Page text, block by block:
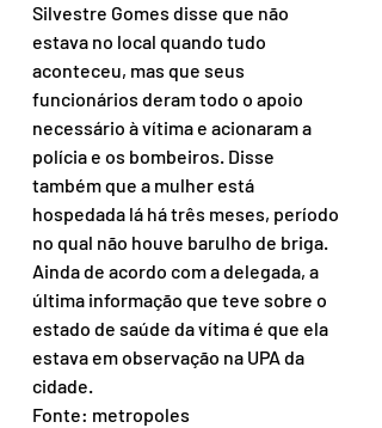
Silvestre Gomes disse que não
estava no local quando tudo
aconteceu, mas que seus
funcionários deram todo o apoio
necessário à vítima e acionaram a
polícia e os bombeiros. Disse
também que a mulher está
hospedada lá há três meses, período
no qual não houve barulho de briga.
Ainda de acordo com a delegada, a
última informação que teve sobre o
estado de saúde da vítima é que ela
estava em observação na UPA da
cidade.
Fonte: metropoles